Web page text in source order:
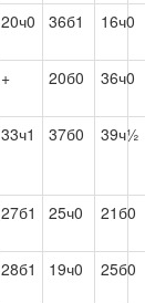
20ч0 36б1 16ч0
+ 20б0 36ч0
33ч1 37б0 39ч½
27б1 25ч0 21б0
28б1 19ч0 25б0